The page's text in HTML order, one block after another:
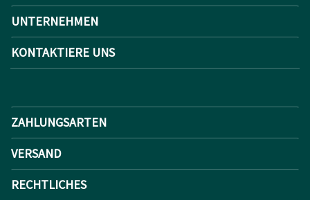
UNTERNEHMEN
KONTAKTIERE UNS
ZAHLUNGSARTEN
VERSAND
RECHTLICHES